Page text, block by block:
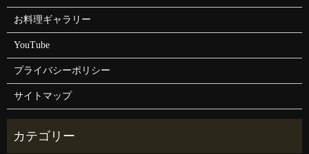
お料理ギャラリー
YouTube
プライバシーポリシー
サイトマップ